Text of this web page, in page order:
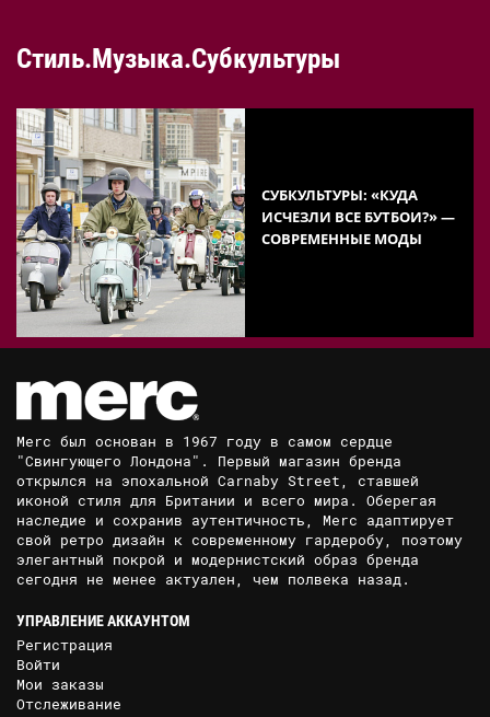
Стиль.Музыка.Субкультуры
СУБКУЛЬТУРЫ: «КУДА
ИСЧЕЗЛИ ВСЕ БУТБОИ?» —
СОВРЕМЕННЫЕ МОДЫ
Merc был основан в 1967 году в самом сердце
"Свингующего Лондона". Первый магазин бренда
открылся на эпохальной Carnaby Street, ставшей
иконой стиля для Британии и всего мира. Оберегая
наследие и сохранив аутентичность, Merc адаптирует
свой ретро дизайн к современному гардеробу, поэтому
элегантный покрой и модернистский образ бренда
сегодня не менее актуален, чем полвека назад.
УПРАВЛЕНИЕ АККАУНТОМ
Регистрация
Войти
Мои заказы
Отслеживание